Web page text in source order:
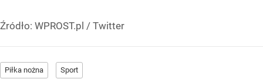
Źródło: WPROST.pl / Twitter
Piłka nożna Sport